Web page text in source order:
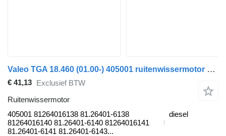
Valeo TGA 18.460 (01.00-) 405001 ruitenwissermotor voor MAN 4-series, TGA (1993-2009) trekker
€ 41,13 Exclusief BTW
Ruitenwissermotor
405001 81264016138 81.26401-6138
81264016140 81.26401-6140 81264016141
81.26401-6141 81.26401-6143...
diesel